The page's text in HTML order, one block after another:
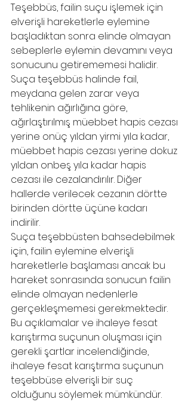
Teşebbüs, failin suçu işlemek için
elverişli hareketlerle eylemine
başladıktan sonra elinde olmayan
sebeplerle eylemin devamını veya
sonucunu getirememesi halidir.
Suça teşebbüs halinde fail,
meydana gelen zarar veya
tehlikenin ağırlığına göre,
ağırlaştırılmış müebbet hapis cezası
yerine onüç yıldan yirmi yıla kadar,
müebbet hapis cezası yerine dokuz
yıldan onbeş yıla kadar hapis
cezası ile cezalandırılır. Diğer
hallerde verilecek cezanın dörtte
birinden dörtte üçüne kadarı
indirilir.
Suça teşebbüsten bahsedebilmek
için, failin eylemine elverişli
hareketlerle başlaması ancak bu
hareket sonrasında sonucun failin
elinde olmayan nedenlerle
gerçekleşmemesi gerekmektedir.
Bu açıklamalar ve ihaleye fesat
karıştırma suçunun oluşması için
gerekli şartlar incelendiğinde,
ihaleye fesat karıştırma suçunun
teşebbüse elverişli bir suç
olduğunu söylemek mümkündür.